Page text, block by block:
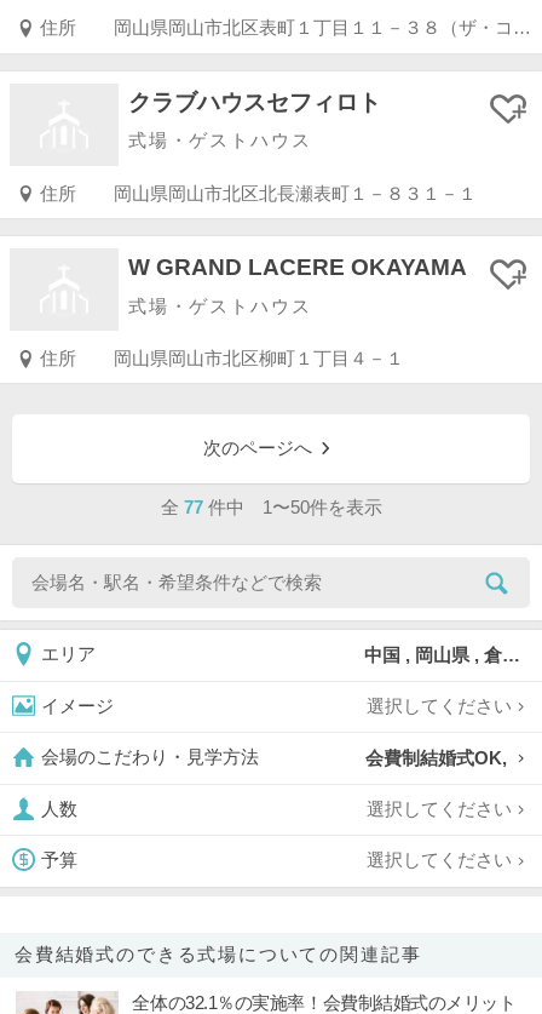
住所 岡山県岡山市北区表町１丁目１１－３８（ザ・コートヤード表町３Ｆ）
クラブハウスセフィロト
式場・ゲストハウス
住所 岡山県岡山市北区北長瀬表町１－８３１－１
W GRAND LACERE OKAYAMA
式場・ゲストハウス
住所 岡山県岡山市北区柳町１丁目４－１
次のページへ
全 77 件中 1〜50件を表示
エリア 中国 , 岡山県 , 倉敷
イメージ 選択してください
会場のこだわり・見学方法 会費制結婚式OK,
人数 選択してください
予算 選択してください
会費結婚式のできる式場についての関連記事
全体の32.1％の実施率！会費制結婚式のメリット